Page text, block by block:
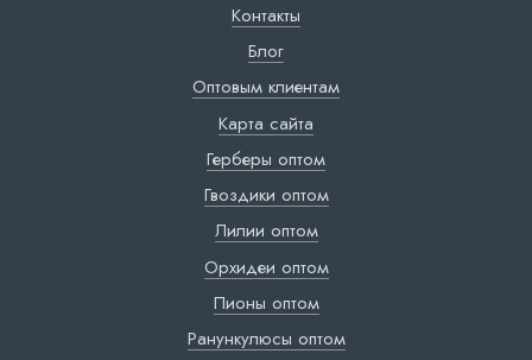
Контакты
Блог
Оптовым клиентам
Карта сайта
Герберы оптом
Гвоздики оптом
Лилии оптом
Орхидеи оптом
Пионы оптом
Ранункулюсы оптом